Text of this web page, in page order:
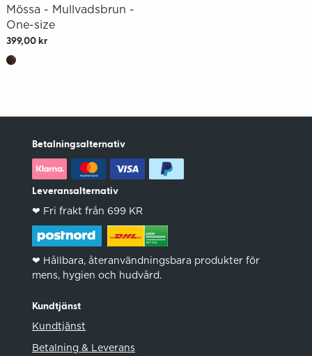
Mössa - Mullvadsbrun -
One-size
399,00 kr
Betalningsalternativ
Leveransalternativ
❤︎ Fri frakt från 699 KR
❤︎ Hållbara, återanvändningsbara produkter för
mens, hygien och hudvård.
Kundtjänst
Kundtjänst
Betalning & Leverans